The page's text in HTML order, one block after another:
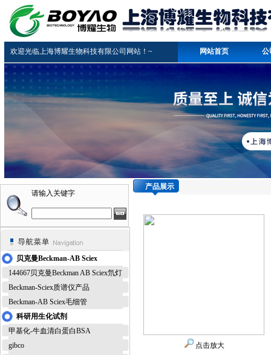
欢迎光临上海博耀生物科技有限公司网站！~ 网站首页 公
请输入关键字
贝克曼Beckman-AB Sciex
144667贝克曼Beckman AB Sciex氘灯
Beckman-Sciex质谱仪产品
Beckman-AB Sciex毛细管
科研用生化试剂
甲基化-牛血清白蛋白BSA
gibco
产品展示
点击放大